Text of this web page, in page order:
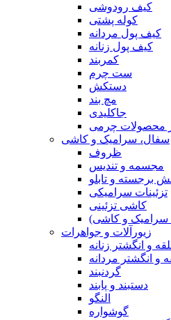
کیف رودوشی
کوله پشتی
کیف پول مردانه
کیف پول زنانه
کمربند
ست چرم
دستکش
مچ بند
جاکلیدی
محصولات چرمی
سفال، سرامیک و کاشی
ظروف
مجسمه و تندیس
برجسته و تابلو
تزئینات سرامیکی
کاشی تزئینی
سرامیک و کاشی)
زیورآلات و جواهرات
و انگشتر زنانه
و انگشتر مردانه
گردنبند
دستبند و پابند
النگو
گوشواره